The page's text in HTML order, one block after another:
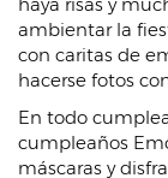
ambientar la
con caritas de
hacerse fotos
En todo
cumpleaños
máscaras y